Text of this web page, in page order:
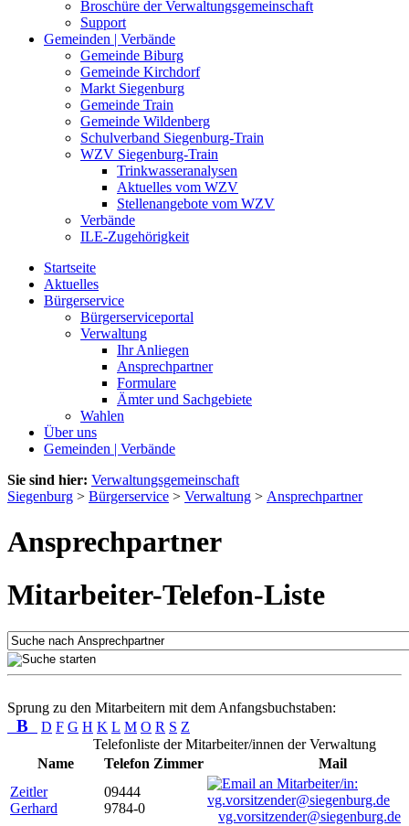
Broschüre der Verwaltungsgemeinschaft
Support
Gemeinden | Verbände
Gemeinde Biburg
Gemeinde Kirchdorf
Markt Siegenburg
Gemeinde Train
Gemeinde Wildenberg
Schulverband Siegenburg-Train
WZV Siegenburg-Train
Trinkwasseranalysen
Aktuelles vom WZV
Stellenangebote vom WZV
Verbände
ILE-Zugehörigkeit
Startseite
Aktuelles
Bürgerservice
Bürgerserviceportal
Verwaltung
Ihr Anliegen
Ansprechpartner
Formulare
Ämter und Sachgebiete
Wahlen
Über uns
Gemeinden | Verbände
Sie sind hier: Verwaltungsgemeinschaft
Siegenburg > Bürgerservice > Verwaltung > Ansprechpartner
Ansprechpartner
Mitarbeiter-Telefon-Liste
Sprung zu den Mitarbeitern mit dem Anfangsbuchstaben:
B D F G H K L M O R S Z
Telefonliste der Mitarbeiter/innen der Verwaltung
Name
Telefon Zimmer
Mail
Zeitler
Gerhard
09444
9784-0
vg.vorsitzender@siegenburg.de